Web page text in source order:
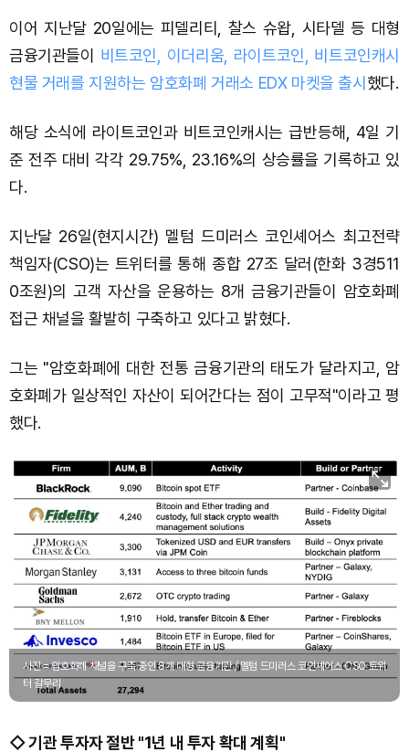
이어 지난달 20일에는 피델리티, 찰스 슈왑, 시타델 등 대형
금융기관들이 비트코인, 이더리움, 라이트코인, 비트코인캐시
현물 거래를 지원하는 암호화폐 거래소 EDX 마켓을 출시 했다.
해당 소식에 라이트코인과 비트코인캐시는 급반등해, 4일 기
준 전주 대비 각각 29.75%, 23.16%의 상승률을 기록하고 있
다.
지난달 26일(현지시간) 멜텀 드미러스 코인셰어스 최고전략
책임자(CSO)는 트위터를 통해 종합 27조 달러(한화 3경511
0조원)의 고객 자산을 운용하는 8개 금융기관들이 암호화폐
접근 채널을 활발히 구축하고 있다고 밝혔다.
그는 "암호화폐에 대한 전통 금융기관의 태도가 달라지고, 암
호화폐가 일상적인 자산이 되어간다는 점이 고무적"이라고 평
했다.
사진 = 암호화폐 채널을 구축 중인 8개 대형 금융기관 / 멜텀 드미러스 코인셰어스 CSO 트위
터 갈무리
◇ 기관 투자자 절반 "1년 내 투자 확대 계획"